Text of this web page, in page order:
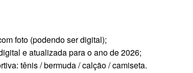
foto (podendo ser digital);
e atualizada para o ano de 2026;
tênis / bermuda / calção / camiseta.